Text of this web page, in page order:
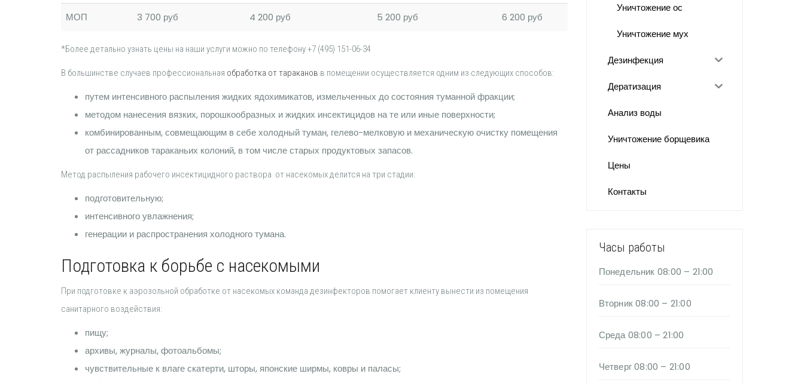
МОП 3 700 руб 4 200 руб 5 200 руб 6 200 руб
*Более детально узнать цены на наши услуги можно по телефону +7 (495) 151-06-34
В большинстве случаев профессиональная обработка от тараканов в помещении осуществляется одним из следующих способов:
путем интенсивного распыления жидких ядохимикатов, измельченных до состояния туманной фракции;
методом нанесения вязких, порошкообразных и жидких инсектицидов на те или иные поверхности;
комбинированным, совмещающим в себе холодный туман, гелево-мелковую и механическую очистку помещения
от рассадников тараканьих колоний, в том числе старых продуктовых запасов.
Метод распыления рабочего инсектицидного раствора от насекомых делится на три стадии:
подготовительную;
интенсивного увлажнения;
генерации и распространения холодного тумана.
Подготовка к борьбе с насекомыми
При подготовке к аэрозольной обработке от насекомых команда дезинфекторов помогает клиенту вынести из помещения
санитарного воздействия:
пищу;
архивы, журналы, фотоальбомы;
чувствительные к влаге скатерти, шторы, японские ширмы, ковры и паласы;
Уничтожение ос
Уничтожение мух
Дезинфекция
Дератизация
Анализ воды
Уничтожение борщевика
Цены
Контакты
Часы работы
Понедельник 08:00 – 21:00
Вторник08:00 – 21:00
Среда08:00 – 21:00
Четверг08:00 – 21:00